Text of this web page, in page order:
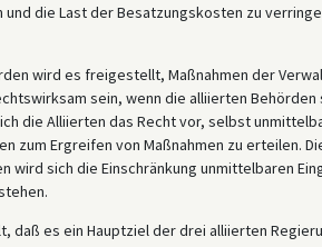
die Last der Besatzungskosten zu
wird es freigestellt, Maßnahmen der
sein, wenn die alliierten
die Alliierten das Recht vor, selbst
zum Ergreifen von Maßnahmen zu erteilen.
wird sich die Einschränkung unmittelbaren
daß es ein Hauptziel der drei alliierten